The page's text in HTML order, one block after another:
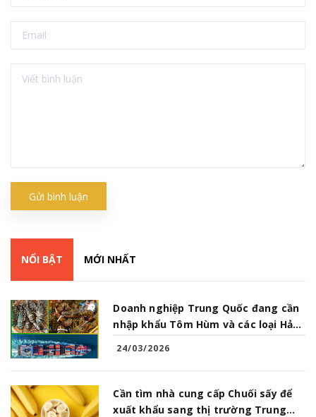
Gửi bình luận
NỔI BẬT MỚI NHẤT
Doanh nghiệp Trung Quốc đang cần
nhập khẩu Tôm Hùm và các loại Hải
24/03/2026
Cần tìm nhà cung cấp Chuối sấy để
xuất khẩu sang thị trường Trung